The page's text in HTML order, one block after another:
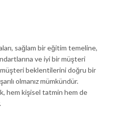
sağlam bir eğitim temeline,
ve iyi bir müşteri
müşteri beklentilerini doğru bir
olmanız mümkündür.
hem kişisel tatmin hem de